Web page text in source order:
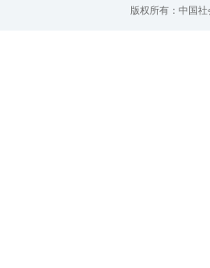
版权所有：中国